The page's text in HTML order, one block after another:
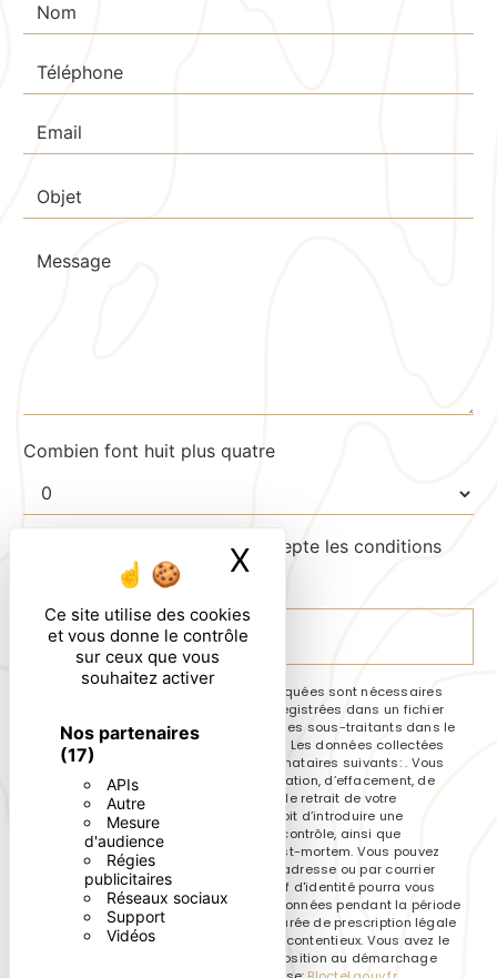
Ce site utilise des cookies
et vous donne le contrôle
sur ceux que vous
souhaitez activer
Nos partenaires
(17)
APIs
Autre
Mesure
d'audience
Régies
publicitaires
Réseaux sociaux
Support
Vidéos
X Masquer le
Combien font huit plus quatre
En cochant cette case, j'accepte les conditions
particulières ci-dessous **
ENVOYER
** Les données personnelles communiquées sont nécessaires
aux fins de vous contacter et sont enregistrées dans un fichier
informatisé. Elles sont destinées à et ses sous-traitants dans le
seul but de répondre à votre message. Les données collectées
seront communiquées aux seuls destinataires suivants: . Vous
disposez de droits d’accès, de rectification, d’effacement, de
portabilité, de limitation, d’opposition, de retrait de votre
consentement à tout moment et du droit d’introduire une
réclamation auprès d’une autorité de contrôle, ainsi que
d’organiser le sort de vos données post-mortem. Vous pouvez
exercer ces droits par voie postale à l'adresse ou par courrier
électronique à l'adresse . Un justificatif d'identité pourra vous
être demandé. Nous conservons vos données pendant la période
de prise de contact puis pendant la durée de prescription légale
aux fins probatoires et de gestion des contentieux. Vous avez le
droit de vous inscrire sur la liste d'opposition au démarchage